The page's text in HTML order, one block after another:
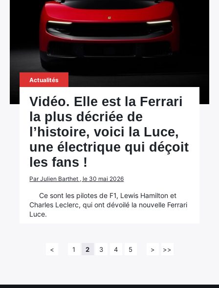
Actualités
Vidéo. Elle est la Ferrari
la plus décriée de
l’histoire, voici la Luce,
une électrique qui déçoit
les fans !
Par Julien Barthet , le 30 mai 2026
Ce sont les pilotes de F1, Lewis Hamilton et
Charles Leclerc, qui ont dévoilé la nouvelle Ferrari
Luce.
< 1 2 3 4 5 > >>